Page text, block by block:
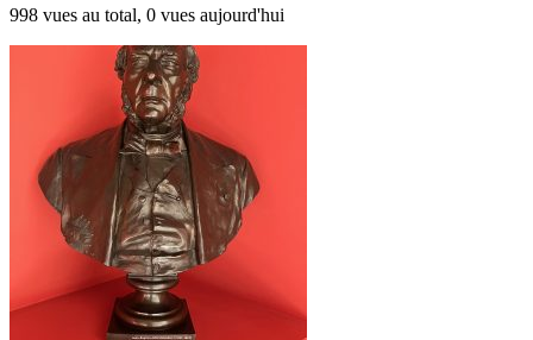
998 vues au total, 0 vues aujourd'hui